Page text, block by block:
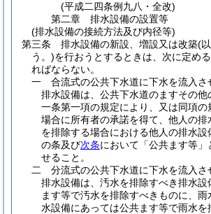
(平成二四条例九八・全改)
第二章
排水設備の設置等
(排水設備の接続方法及び内径等)
第三条
排水設備の新設、増設又は改築(
う。)を行おうとするときは、次に定め
ればならない。
一
合流式の公共下水道に下水を流入さ
排水設備は、公共下水道のますその他
一条第一項の規定により、又は同項の
場合に所有者の承諾を得て、他人の排
を排除する場合における他人の排水設
の条及び次条において「公共ます等」
せること。
二
分流式の公共下水道に下水を流入さ
排水設備は、汚水を排除すべき排水設
ます等で汚水を排除すべきものに、
水設備にあっては公共ます等で雨水を